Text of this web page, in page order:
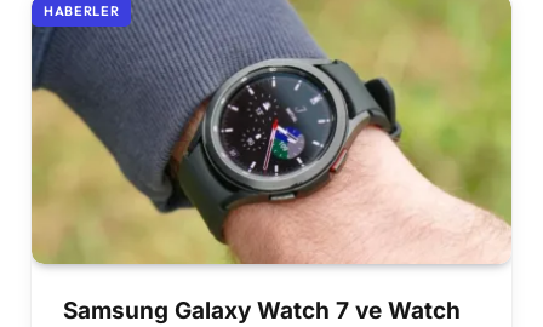
HABERLER
Samsung Galaxy Watch 7 ve Watch